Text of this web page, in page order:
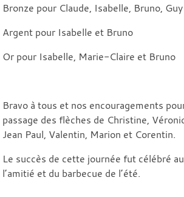
Bronze pour Claude, Isabelle, Bruno,
Argent pour Isabelle et Bruno
Or pour Isabelle, Marie-Claire et Bruno
Bravo à tous et nos encouragements
passage des flèches de Christine,
Jean Paul, Valentin, Marion et Corentin.
Le succès de cette journée fut célébré
l’amitié et du barbecue de l’été.